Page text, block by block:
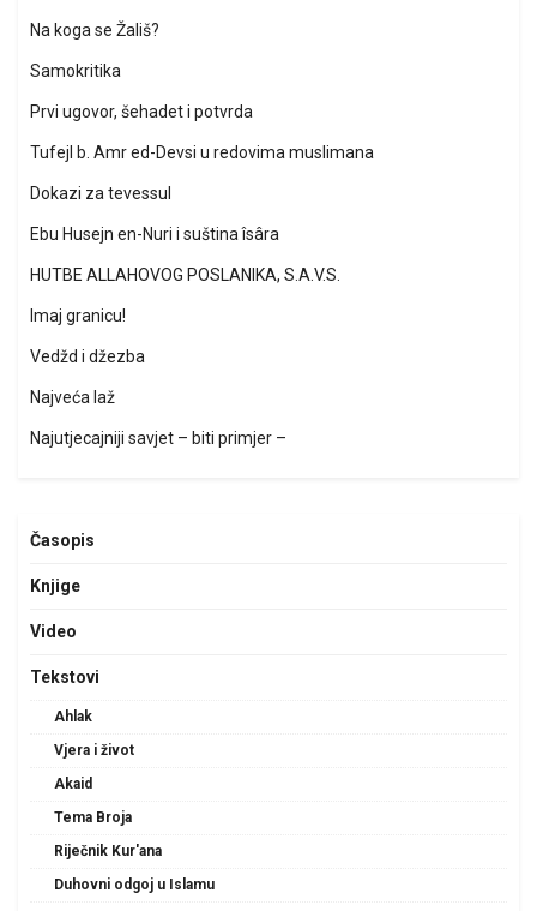
Na koga se Žališ?
Samokritika
Prvi ugovor, šehadet i potvrda
Tufejl b. Amr ed-Devsi u redovima muslimana
Dokazi za tevessul
Ebu Husejn en-Nuri i suština îsâra
HUTBE ALLAHOVOG POSLANIKA, S.A.V.S.
Imaj granicu!
Vedžd i džezba
Najveća laž
Najutjecajniji savjet – biti primjer –
Časopis
Knjige
Video
Tekstovi
Ahlak
Vjera i život
Akaid
Tema Broja
Riječnik Kur'ana
Duhovni odgoj u Islamu